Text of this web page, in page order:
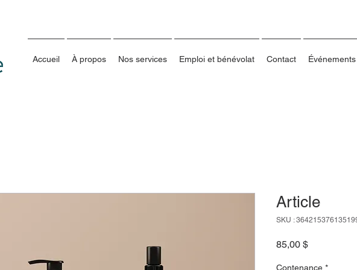
Accueil À propos Nos services Emploi et bénévolat Contact Événements
Article
SKU :
85,00 $Prix
Contenance *